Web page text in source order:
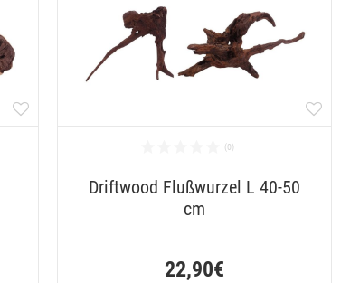
Driftwood Flußwurzel L 40-50
cm
22,90€